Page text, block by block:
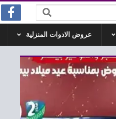
عروض الادوات المنزلية